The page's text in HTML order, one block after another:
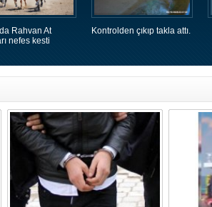
Rahvan At
nefes kesti
Kontrolden çıkıp takla attı.